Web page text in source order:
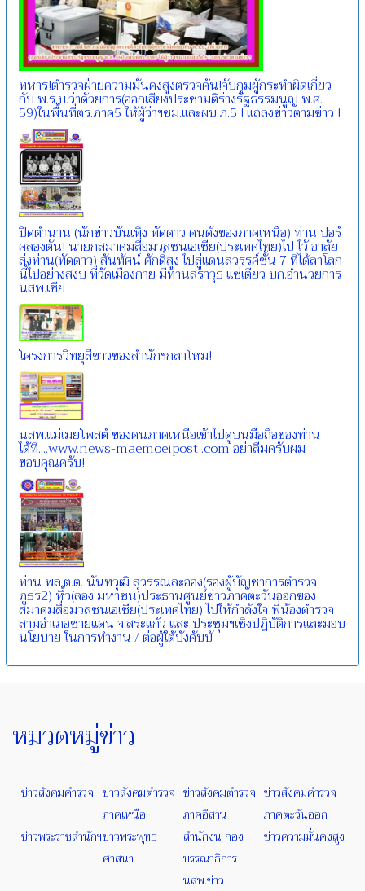
ทหาร!ตำรวจฝ่ายความมั่นคงสูงตรวจค้น!จับกุมผู้กระทำผิดเกี่ยว
กับ พ.ร.บ.ว่าด้วยการ(ออกเสียงประชามติร่างรัฐธรรมนูญ พ.ศ.
59)ในพื้นที่ตร.ภาค5 ให้ผู้ว่าฯชม.และผบ.ภ.5 ! แถลงข่าวตามข่าว !
ปิดตำนาน (นักข่าวบันเทิง ทัดดาว คนดังของภาคเหนือ) ท่าน ปอร์
คลองตัน! นายกสมาคมสื่อมวลชนเอเชีย(ประเทศไทย)ไป ไว้ อาลัย
ส่งท่าน(ทัดดาว) สันทัศน์ ศักดิ์สูง ไปสู่แดนสวรรค์ชั้น 7 ที่ได้ลาโลก
นี้ไปอย่างสงบ ที่วัดเมืองกาย มีท่านสราวุธ แซ่เตียว บก.อำนวยการ
นสพ.เชีย
โครงการวิทยุสีขาวของสำนักฯกลาโหม!
นสพ.แม่เมยโพสต์ ของคนภาคเหนือเข้าไปดูบนมือถือของท่าน
ได้ที่....www.news-maemoeipost .com อย่าลืมครับผม
ขอบคุณครับ!
ท่าน พล.ต.ต. นันทวุฒิ สุวรรณละออง(รองผู้บัญชาการตำรวจ
ภูธร2) หิ้ว(ลอง มหาชน)ประธานศูนย์ข่าวภาคตะวันออกของ
สมาคมสื่อมวลชนเอเชีย(ประเทศไทย) ไปให้กำลังใจ พี่น้องตำรวจ
สามอำเภอชายแดน จ.สระแก้ว และ ประชุมฯเชิงปฎิบัติการและมอบ
นโยบาย ในการทำงาน / ต่อผู้ใต้บังคับบั
หมวดหมู่ข่าว
ข่าวสังคมคำรวจ ข่าวสังคมตำรวจ
ภาคเหนือ
ข่าวสังคมตำรวจ
ภาคอีสาน
ข่าวสังคมคำรวจ
ภาคตะวันออก
ข่าวพระราชสำนักฯข่าวพระพุทธ
ศาสนา
สำนักงน กอง
บรรณาธิการ
นสพ.ข่าว
ข่าวความมั่นคงสูง